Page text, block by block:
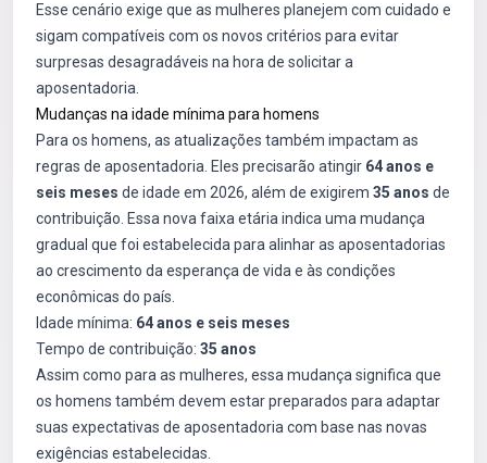
Esse cenário exige que as mulheres planejem com cuidado e
sigam compatíveis com os novos critérios para evitar
surpresas desagradáveis na hora de solicitar a
aposentadoria.
Mudanças na idade mínima para homens
Para os homens, as atualizações também impactam as
regras de aposentadoria. Eles precisarão atingir 64 anos e
seis meses de idade em 2026, além de exigirem 35 anos de
contribuição. Essa nova faixa etária indica uma mudança
gradual que foi estabelecida para alinhar as aposentadorias
ao crescimento da esperança de vida e às condições
econômicas do país.
Idade mínima: 64 anos e seis meses
Tempo de contribuição: 35 anos
Assim como para as mulheres, essa mudança significa que
os homens também devem estar preparados para adaptar
suas expectativas de aposentadoria com base nas novas
exigências estabelecidas.